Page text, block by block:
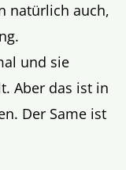
natürlich auch,
und sie
Aber das ist in
Der Same ist